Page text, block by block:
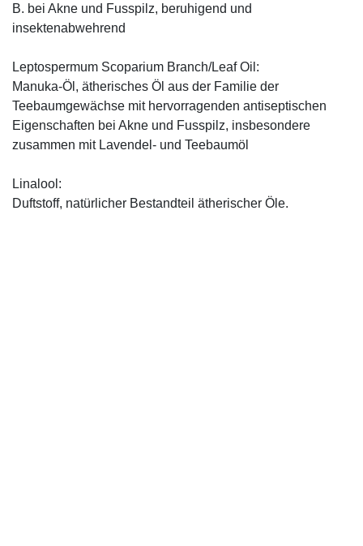
B. bei Akne und Fusspilz, beruhigend und
insektenabwehrend
Leptospermum Scoparium Branch/Leaf Oil:
Manuka-Öl, ätherisches Öl aus der Familie der
Teebaumgewächse mit hervorragenden antiseptischen
Eigenschaften bei Akne und Fusspilz, insbesondere
zusammen mit Lavendel- und Teebaumöl
Linalool:
Duftstoff, natürlicher Bestandteil ätherischer Öle.